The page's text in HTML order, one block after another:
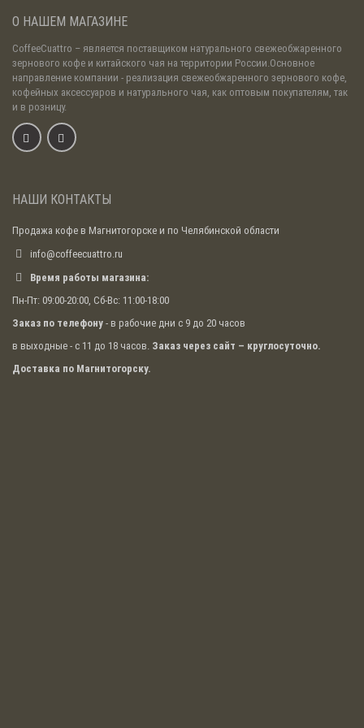
недорогую полуавтоматическую
машину. Уделить внимание
рекомендуется подходящему набору
функций. Управление может
опций автоматические кофемашины
профессионального уровня отличаются высокой
экономичностью. На каждую чашку используется на
бытовых кофеварках. В результате получается
солидное сокращение расходов на сырье и
Выбирая профессиональное оборудование, вы
улучшаете качество обслуживания и
привлекаете новых клиентов.
О НАШЕМ МАГАЗИНЕ
CoffeeCuattro – является поставщиком натурального свежеобжаренного
зернового кофе и китайского чая на территории России.Основное
направление компании - реализация свежеобжаренного зернового кофе,
кофейных аксессуаров и натурального чая, как оптовым покупателям, так
и в розницу.
НАШИ КОНТАКТЫ
Продажа кофе в Магнитогорске и по Челябинской области
info@coffeecuattro.ru
Время работы магазина:
Пн-Пт: 09:00-20:00, Сб-Вс: 11:00-18:00
Заказ по телефону - в рабочие дни с 9 до 20 часов
в выходные - с 11 до 18 часов. Заказ через сайт – круглосуточно.
Доставка по Магнитогорску.